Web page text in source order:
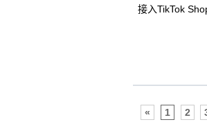
接入TikTok
« 1 2